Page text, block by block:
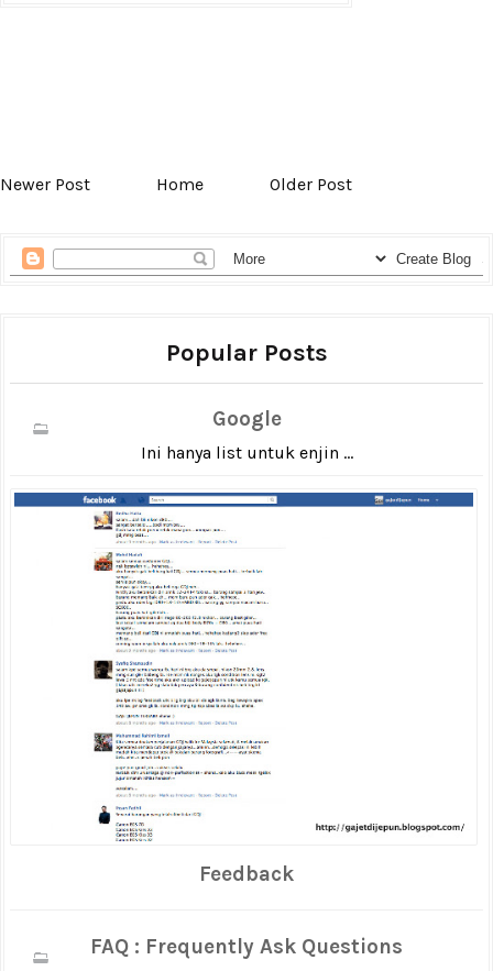
Newer Post Home Older Post
Popular Posts
Google
Ini hanya list untuk enjin ...
Feedback
FAQ : Frequently Ask Questions